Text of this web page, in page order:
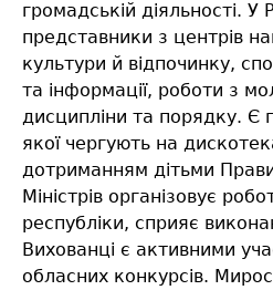
громадській діяльності. У
представники з центрів
культури й відпочинку,
та інформації, роботи з
дисципліни та порядку. Є
якої чергують на
дотриманням дітьми
Міністрів організовує
республіки, сприяє
Вихованці є активними
обласних конкурсів.